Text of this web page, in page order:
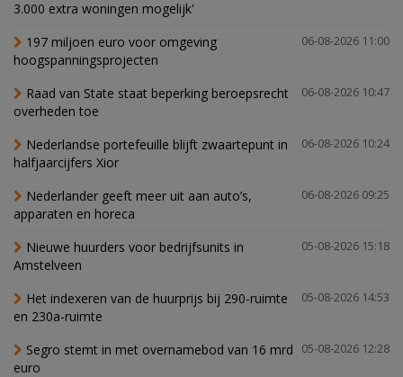
3.000 extra woningen mogelijk'
06-08-2026 11:00
197 miljoen euro voor omgeving
hoogspanningsprojecten
06-08-2026 10:47
Raad van State staat beperking beroepsrecht
overheden toe
06-08-2026 10:24
Nederlandse portefeuille blijft zwaartepunt in
halfjaarcijfers Xior
06-08-2026 09:25
Nederlander geeft meer uit aan auto’s,
apparaten en horeca
05-08-2026 15:18
Nieuwe huurders voor bedrijfsunits in
Amstelveen
05-08-2026 14:53
Het indexeren van de huurprijs bij 290-ruimte
en 230a-ruimte
05-08-2026 12:28
Segro stemt in met overnamebod van 16 mrd
euro